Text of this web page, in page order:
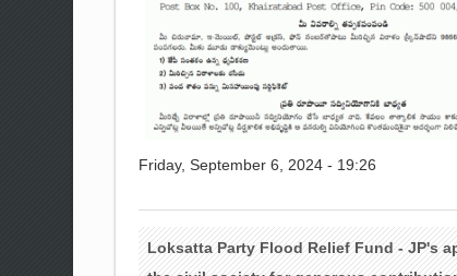
Friday, September 6, 2024 - 19:26
Loksatta Party Flood Relief Fund - JP's